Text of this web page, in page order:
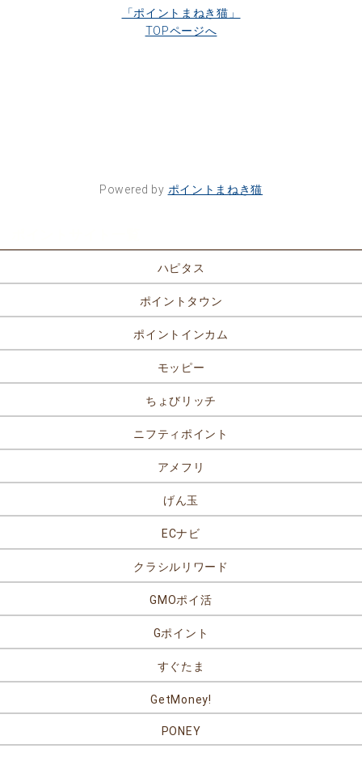
「ポイントまねき猫」
TOPページへ
Powered by ポイントまねき猫
ハピタス
ポイントタウン
ポイントインカム
モッピー
ちょびリッチ
ニフティポイント
アメフリ
げん玉
ECナビ
クラシルリワード
GMOポイ活
Gポイント
すぐたま
GetMoney!
PONEY